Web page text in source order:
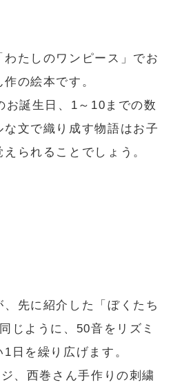
たしのワンピース」でお
の絵本です。
お誕生日、1～10までの数
文で織り成す物語はお子
られることでしょう。
先に紹介した「ぼくたち
じように、50音をリズミ
日を繰り広げます。
、西巻さん手作りの刺繍